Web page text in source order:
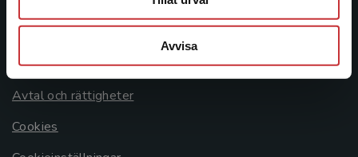
Avvisa
Allmänna länkar
Om oss
Avtal och rättigheter
Cookies